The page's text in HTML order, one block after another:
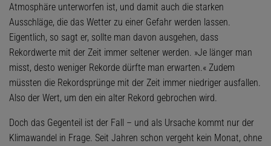
Atmosphäre unterworfen ist, und damit auch die starken
Ausschläge, die das Wetter zu einer Gefahr werden lassen.
Eigentlich, so sagt er, sollte man davon ausgehen, dass
Rekordwerte mit der Zeit immer seltener werden. »Je länger man
misst, desto weniger Rekorde dürfte man erwarten.« Zudem
müssten die Rekordsprünge mit der Zeit immer niedriger ausfallen.
Also der Wert, um den ein alter Rekord gebrochen wird.
Doch das Gegenteil ist der Fall – und als Ursache kommt nur der
Klimawandel in Frage. Seit Jahren schon vergeht kein Monat, ohne